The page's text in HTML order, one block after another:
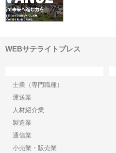
WEBサテライトプレス
士業（専門職種）
運送業
人材紹介業
製造業
通信業
小売業・販売業